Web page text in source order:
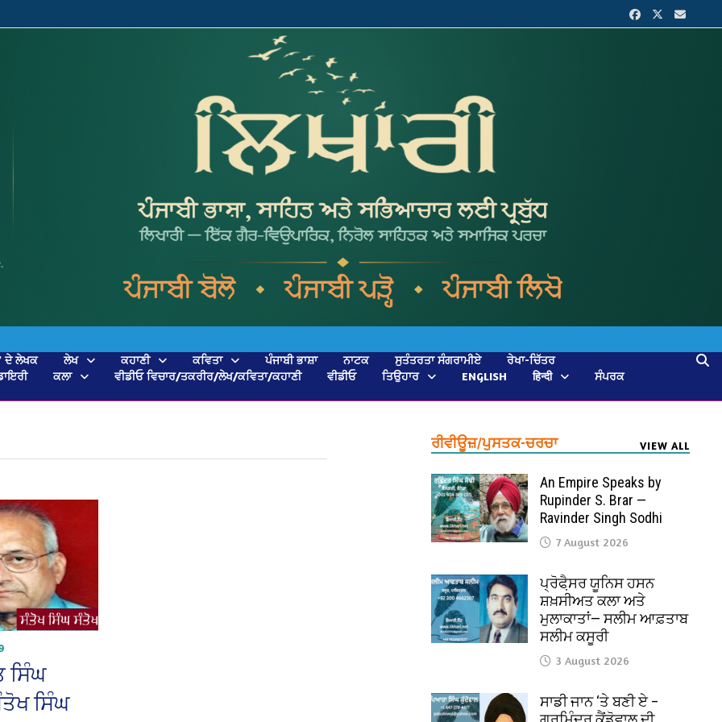
ਦੇ ਲੇਖਕ ਲੇਖ ਕਹਾਣੀ ਕਵਿਤਾ ਪੰਜਾਬੀ ਭਾਸ਼ਾ ਨਾਟਕ ਸੁਤੰਤਰਤਾ ਸੰਗਰਾਮੀਏ
ਰੇਖਾ-ਚਿੱਤਰ
ਕਲਾ ਵੀਡੀਓ ਵਿਚਾਰ/ਤਕਰੀਰ/ਲੇਖ/ਕਵਿਤਾ/ਕਹਾਣੀ ਵੀਡੀਓ ਤਿਉਹਾਰ ENGLISH हिन्दी
ਸੰਪਰਕ
ਸਿੰਘ
ਸਿੰਘ
ਰੀਵੀਊਜ਼/ਪੁਸਤਕ-ਚਰਚਾ VIEW ALL
An Empire Speaks by
Rupinder S. Brar —
Ravinder Singh Sodhi
7 August 2026
ਪ੍ਰੋਫੈ਼ਸਰ ਯੂਨਿਸ ਹਸਨ
ਸ਼ਖ਼ਸੀਅਤ ਕਲਾ ਅਤੇ
ਮੁਲਾਕਾਤਾਂ— ਸਲੀਮ ਆਫ਼ਤਾਬ
ਸਲੀਮ ਕਸੂਰੀ
3 August 2026
ਸਾਡੀ ਜਾਨ ‘ਤੇ ਬਣੀ ਏ –